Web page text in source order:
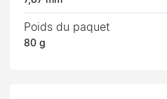
Poids du paquet
80 g